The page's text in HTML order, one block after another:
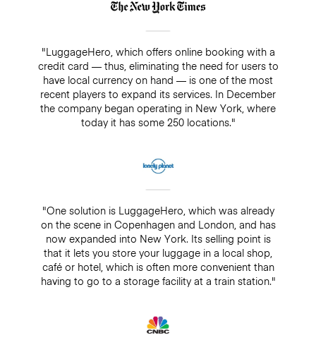
"LuggageHero, which offers online booking with a
credit card — thus, eliminating the need for users to
have local currency on hand — is one of the most
recent players to expand its services. In December
the company began operating in New York, where
today it has some 250 locations."
"One solution is LuggageHero, which was already
on the scene in Copenhagen and London, and has
now expanded into New York. Its selling point is
that it lets you store your luggage in a local shop,
café or hotel, which is often more convenient than
having to go to a storage facility at a train station."